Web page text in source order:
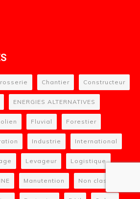
Chantier Constructeur
ENERGIES ALTERNATIVES
Fluvial Forestier
Industrie International
Levageur Logistique
Manutention Non classé